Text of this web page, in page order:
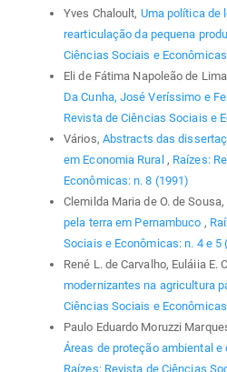
Yves Chaloult, Uma política de
rearticulação da pequena
Ciências Sociais e
Eli de Fátima Napoleão de
Da Cunha, José Veríssimo e
Revista de Ciências Sociais e
Vários, Abstracts das
em Economia Rural , Raízes:
Econômicas: n. 8 (1991)
Clemilda Maria de O. de Sousa,
pela terra em Pernambuco ,
Sociais e Econômicas: n. 4 e 5
René L. de Carvalho, Euláiia E.
modernizantes na agricultura
Ciências Sociais e
Paulo Eduardo Moruzzi
Áreas de proteção ambiental
Raízes: Revista de Ciências